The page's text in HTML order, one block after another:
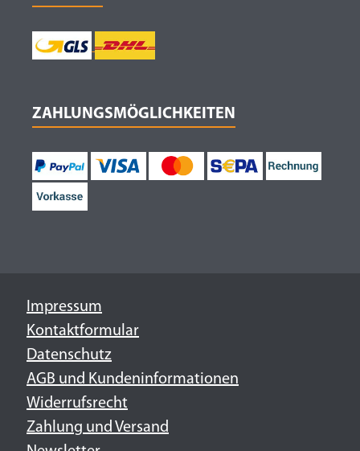
ZAHLUNGSMÖGLICHKEITEN
Impressum
Kontaktformular
Datenschutz
AGB und Kundeninformationen
Widerrufsrecht
Zahlung und Versand